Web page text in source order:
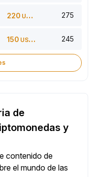
220 USDT 275
150 USDT 245
de
y
contenido de
el mundo de las